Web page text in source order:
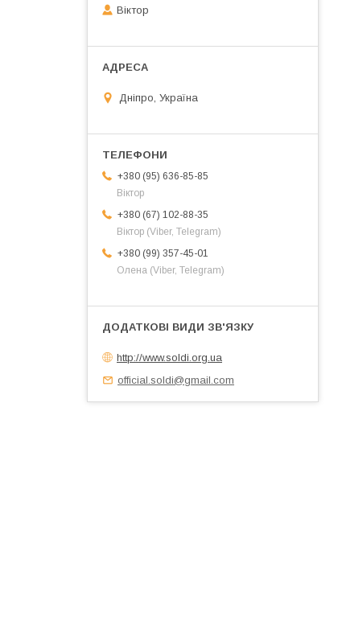
Віктор
Дніпро, Україна
+380 (95) 636-85-85
Віктор
+380 (67) 102-88-35
Віктор (Viber, Telegram)
+380 (99) 357-45-01
Олена (Viber, Telegram)
http://www.soldi.org.ua
official.soldi@gmail.com